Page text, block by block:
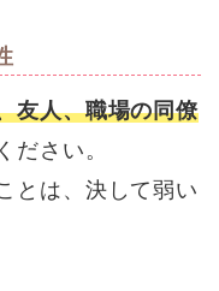
友人、職場の同僚
ださい。
とは、決して弱い